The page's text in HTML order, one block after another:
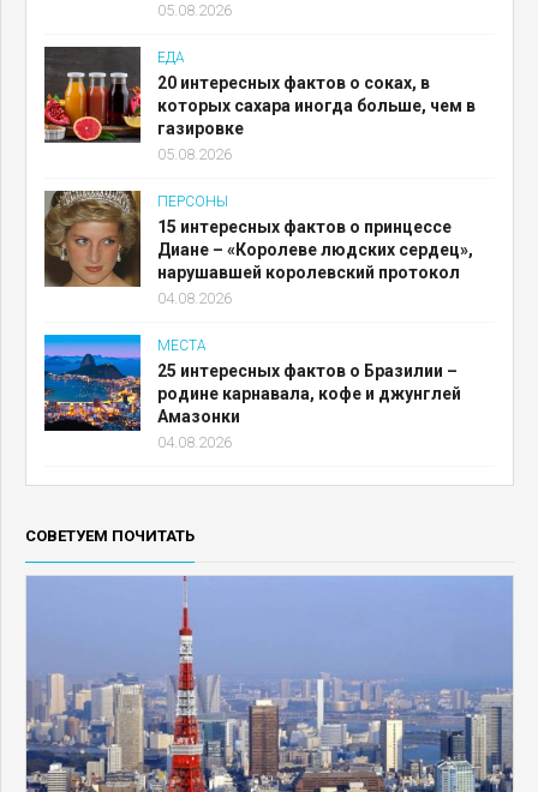
05.08.2026
ЕДА
20 интересных фактов о соках, в
которых сахара иногда больше, чем в
газировке
05.08.2026
ПЕРСОНЫ
15 интересных фактов о принцессе
Диане – «Королеве людских сердец»,
нарушавшей королевский протокол
04.08.2026
МЕСТА
25 интересных фактов о Бразилии –
родине карнавала, кофе и джунглей
Амазонки
04.08.2026
СОВЕТУЕМ ПОЧИТАТЬ